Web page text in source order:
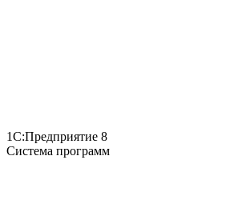
1С:Предприятие 8
Система программ